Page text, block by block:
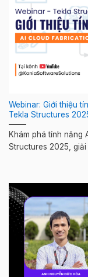
Webinar: Giới thiệu
Tekla Structures
Khám phá tính năng
Structures 2025, giải